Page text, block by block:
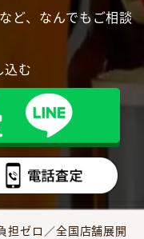
ど、なんでもご相談
込む
担ゼロ／全国店舗展開